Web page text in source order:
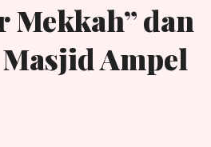
Mekkah” dan
Ampel